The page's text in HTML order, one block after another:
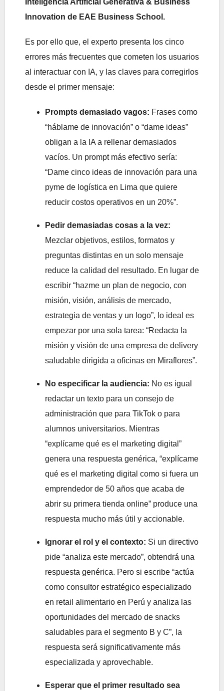
Innovation de EAE Business School.
Es por ello que, el experto presenta los cinco
errores más frecuentes que cometen los usuarios
al interactuar con IA, y las claves para corregirlos
desde el primer mensaje:
Prompts demasiado vagos: Frases como
“háblame de innovación” o “dame ideas”
obligan a la IA a rellenar demasiados
vacíos. Un prompt más efectivo sería:
“Dame cinco ideas de innovación para una
pyme de logística en Lima que quiere
reducir costos operativos en un 20%”.
Pedir demasiadas cosas a la vez:
Mezclar objetivos, estilos, formatos y
preguntas distintas en un solo mensaje
reduce la calidad del resultado. En lugar de
escribir “hazme un plan de negocio, con
misión, visión, análisis de mercado,
estrategia de ventas y un logo”, lo ideal es
empezar por una sola tarea: “Redacta la
misión y visión de una empresa de delivery
saludable dirigida a oficinas en Miraflores”.
No especificar la audiencia: No es igual
redactar un texto para un consejo de
administración que para TikTok o para
alumnos universitarios. Mientras
“explícame qué es el marketing digital”
genera una respuesta genérica, “explícame
qué es el marketing digital como si fuera un
emprendedor de 50 años que acaba de
abrir su primera tienda online” produce una
respuesta mucho más útil y accionable.
Ignorar el rol y el contexto: Si un directivo
pide “analiza este mercado”, obtendrá una
respuesta genérica. Pero si escribe “actúa
como consultor estratégico especializado
en retail alimentario en Perú y analiza las
oportunidades del mercado de snacks
saludables para el segmento B y C”, la
respuesta será significativamente más
especializada y aprovechable.
Esperar que el primer resultado sea